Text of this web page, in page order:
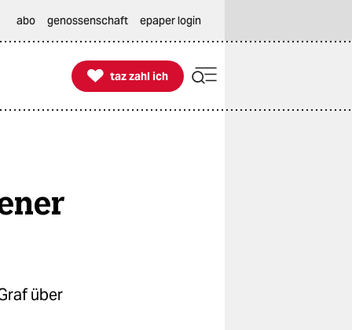
abo genossenschaft epaper login

taz zahl ich
taz zahl ich
über